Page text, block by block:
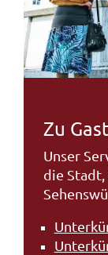
Zu
Unser
die Stadt,